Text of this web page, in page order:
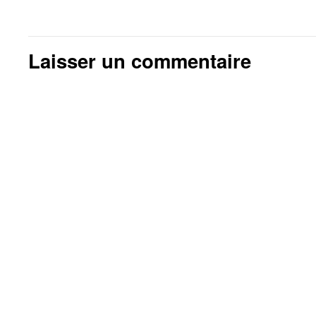
Laisser un commentaire